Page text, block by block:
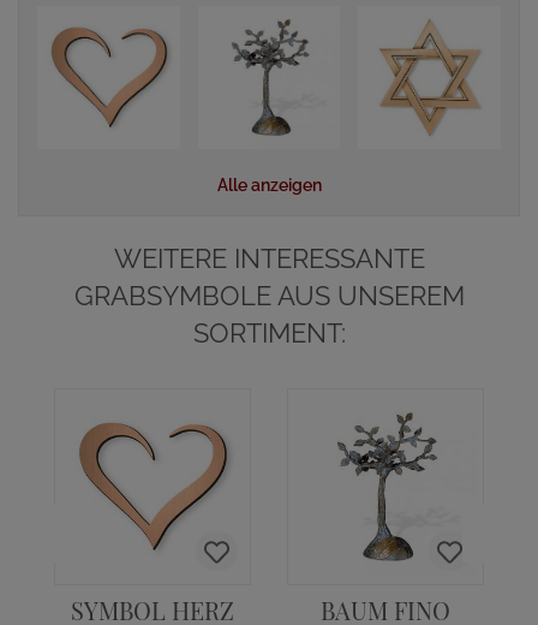
Alle anzeigen
WEITERE INTERESSANTE
GRABSYMBOLE AUS UNSEREM
SORTIMENT:
SYMBOL HERZ BAUM FINO